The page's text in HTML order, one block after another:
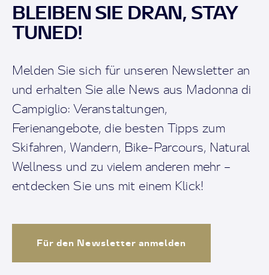
BLEIBEN SIE DRAN, STAY
TUNED!
Melden Sie sich für unseren Newsletter an
und erhalten Sie alle News aus Madonna di
Campiglio: Veranstaltungen,
Ferienangebote, die besten Tipps zum
Skifahren, Wandern, Bike-Parcours, Natural
Wellness und zu vielem anderen mehr –
entdecken Sie uns mit einem Klick!
Für den Newsletter anmelden